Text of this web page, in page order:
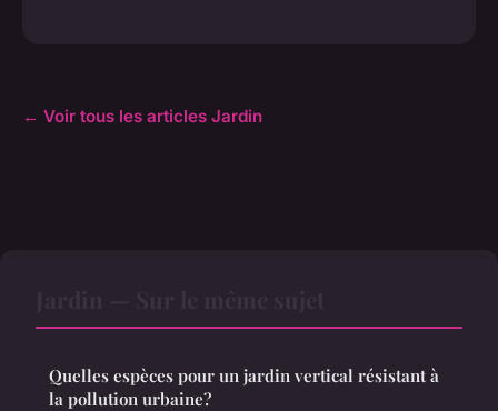
← Voir tous les articles Jardin
Quelles espèces pour un jardin vertical résistant à
la pollution urbaine?